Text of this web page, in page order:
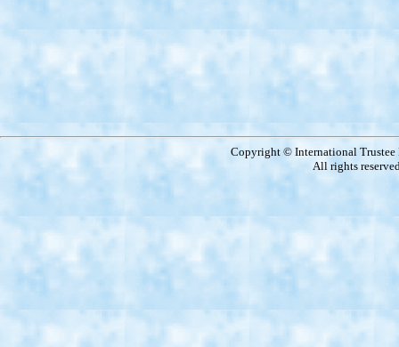
Copyright © International Trustee
All rights